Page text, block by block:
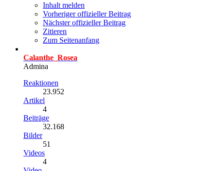
Inhalt melden
Vorheriger offizieller Beitrag
Nächster offizieller Beitrag
Zitieren
Zum Seitenanfang
Calanthe_Rosea
Admina
Reaktionen
23.952
Artikel
4
Beiträge
32.168
Bilder
51
Videos
4